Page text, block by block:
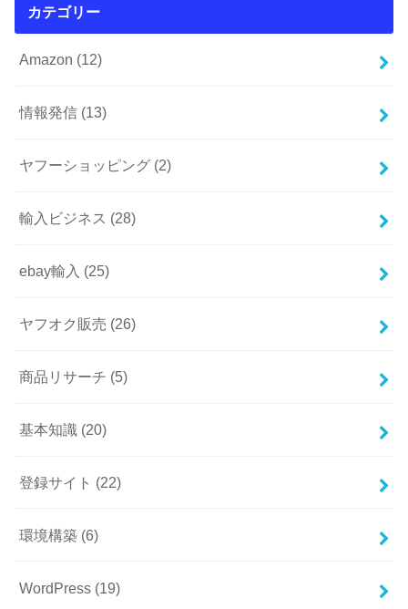
カテゴリー
Amazon (12)
情報発信 (13)
ヤフーショッピング (2)
輸入ビジネス (28)
ebay輸入 (25)
ヤフオク販売 (26)
商品リサーチ (5)
基本知識 (20)
登録サイト (22)
環境構築 (6)
WordPress (19)